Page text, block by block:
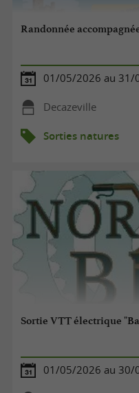
Randonnée
01/05/2026 au 31/
Decazeville
Sorties natures
Sortie VTT électrique
01/05/2026 au 30/